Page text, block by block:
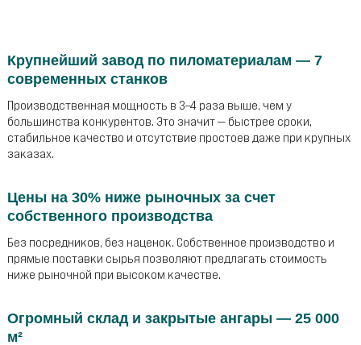
Крупнейший завод по пиломатериалам — 7
современных станков
Производственная мощность в 3–4 раза выше, чем у
большинства конкурентов. Это значит — быстрее сроки,
стабильное качество и отсутствие простоев даже при крупных
заказах.
Цены на 30% ниже рыночных за счет
собственного производства
Без посредников, без наценок. Собственное производство и
прямые поставки сырья позволяют предлагать стоимость
ниже рыночной при высоком качестве.
Огромный склад и закрытые ангары — 25 000
м²